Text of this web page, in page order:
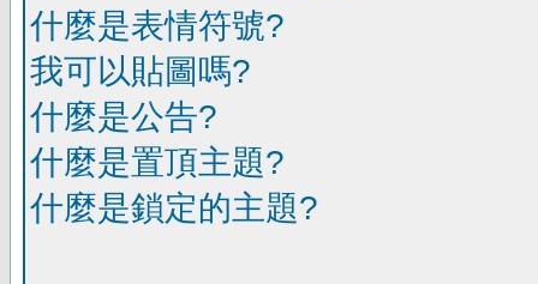
什麼是表情符號?
我可以貼圖嗎?
什麼是公告?
什麼是置頂主題?
什麼是鎖定的主題?